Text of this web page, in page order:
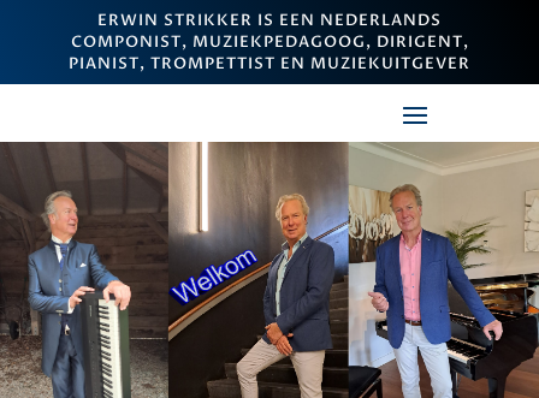
ERWIN STRIKKER IS EEN NEDERLANDS
COMPONIST, MUZIEKPEDAGOOG, DIRIGENT,
PIANIST, TROMPETTIST EN MUZIEKUITGEVER